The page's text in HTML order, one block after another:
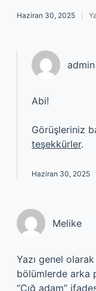
Haziran 30, 2025
admin
Abi!
Görüşleriniz
teşekkürler.
Haziran 30, 2025
Melike
Yazı genel olarak
bölümlerde arka
“Çığ adam”